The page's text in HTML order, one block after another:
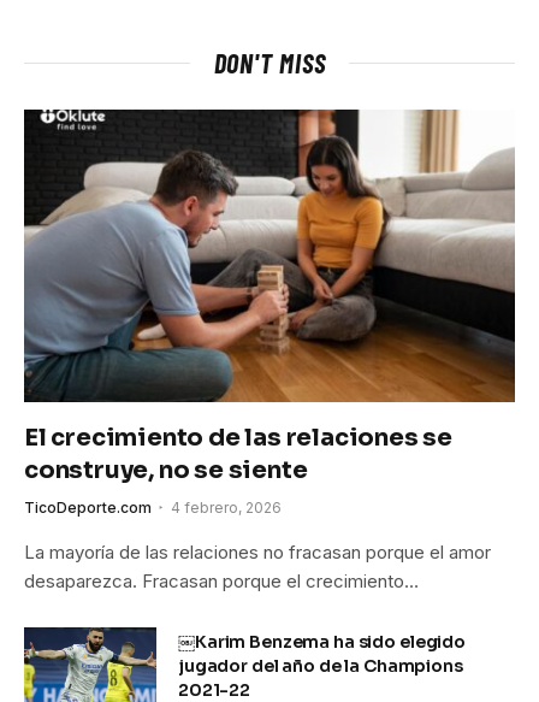
DON'T MISS
El crecimiento de las relaciones se
construye, no se siente
TicoDeporte.com 4 febrero, 2026
La mayoría de las relaciones no fracasan porque el amor
desaparezca. Fracasan porque el crecimiento…
￼Karim Benzema ha sido elegido
jugador del año de la Champions
2021-22